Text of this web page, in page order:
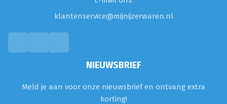
klantenservice@mijnijzerwaren.nl
NIEUWSBRIEF
Meld je aan voor onze nieuwsbrief en ontvang extra
korting!